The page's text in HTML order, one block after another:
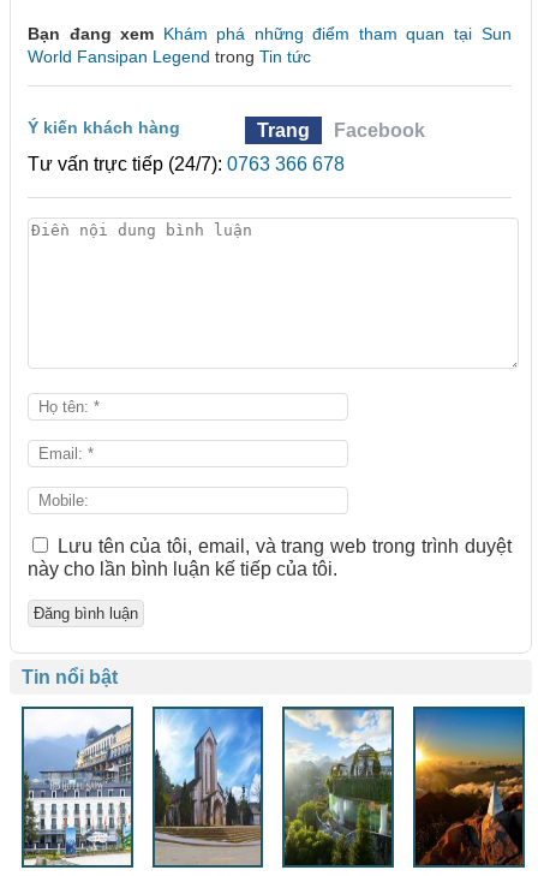
Bạn đang xem Khám phá những điểm tham quan tại Sun
World Fansipan Legend trong Tin tức
Ý kiến khách hàng Trang
Facebook
Tư vấn trực tiếp (24/7): 0763 366 678
Lưu tên của tôi, email, và trang web trong trình duyệt
này cho lần bình luận kế tiếp của tôi.
Tin nổi bật